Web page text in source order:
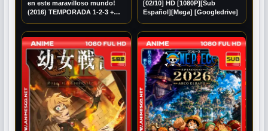
en este maravilloso mundo!
(2016) TEMPORADA 1-2-3 +
BDRIP
[02/10] HD [1080P][Sub
Español][Mega] [Googledrive]